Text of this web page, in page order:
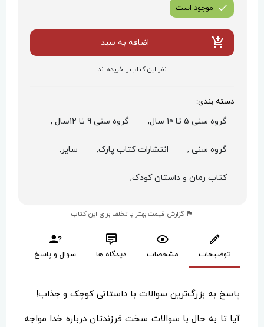
موجود است
اضافه به سبد
نفر این کتاب را خریده اند
دسته بندی:
گروه سنی 5 تا 10 سال, گروه سنی 9 تا 12سال ,
گروه سنی , انتشارات کتاب پارک, سایر,
کتاب رمان و داستان کودک,
گزارش قیمت بهتر یا تخلف برای این کتاب
توضیحات مشخصات دیدگاه ها سوال و پاسخ
پاسخ به بزرگ‌ترین سوالات با داستانی کوچک و جذاب!
آیا تا به حال با سوالات سخت فرزندتان درباره خدا مواجه